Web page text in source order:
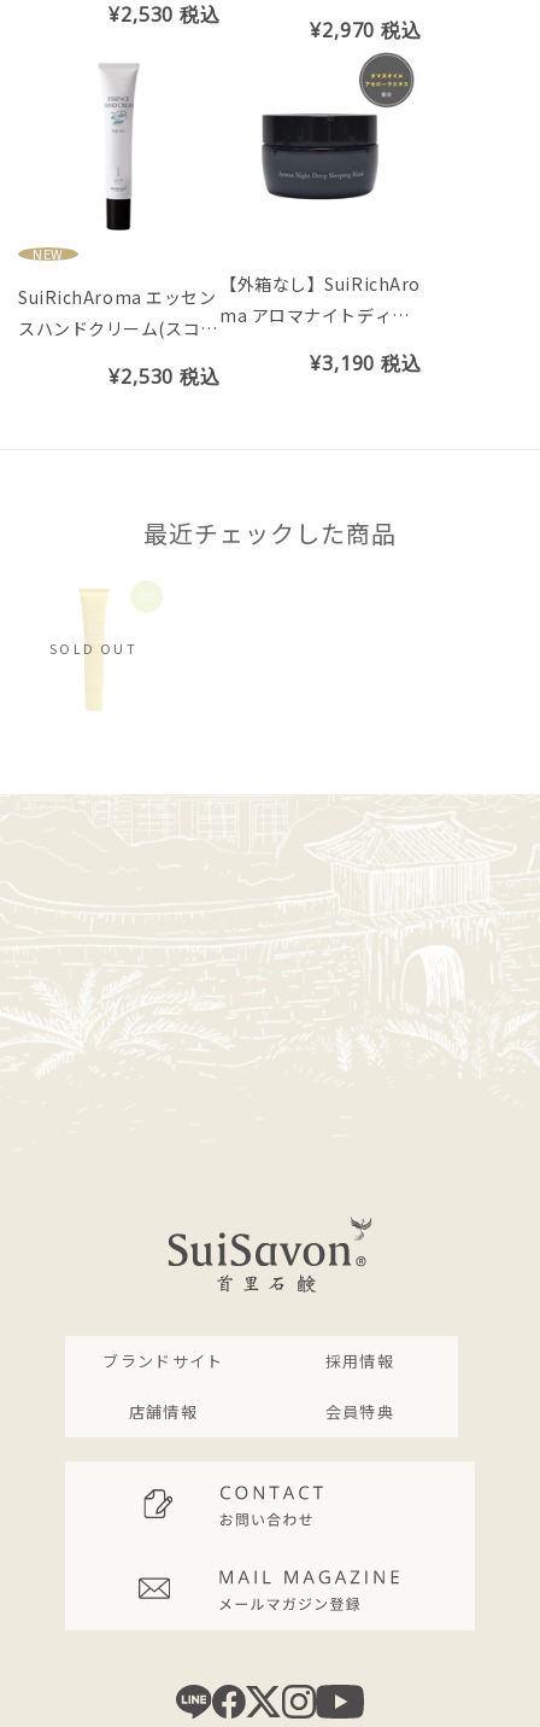
¥2,530税込
¥2,970税込
NEW
SuiRichAroma エッセン
スハンドクリーム(スコー
¥2,530税込
【外箱なし】SuiRichAro
ma アロマナイトディー
ラニウム＆オレンジの香
¥3,190税込
最近チェックした商品
SOLD OUT
ブランドサイト 採用情報
店舗情報 会員特典